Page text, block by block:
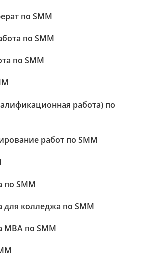
по SMM
по SMM
по SMM
работа) по
работ по SMM
по SMM
колледжа по SMM
МВА по SMM